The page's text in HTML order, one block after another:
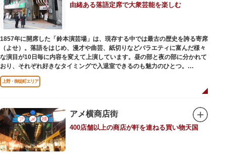
【撞球室】
当時の日本では非常に珍しいスイスの山小屋風の撞球室（ビリヤード場）
で、洋館から地下道でつながっています。通常は非公開ですが、毎月15日
（10月のみ10/16）に先着順で限定公開されています。
【和館大広間】
洋館に併置された名棟 梁大河喜十郎の手によるものと伝えられている書院造
りの和館で、当時は550坪に及ぶ洋館を遥かにしのぐ規模でしたが、現在は
冠婚葬祭などに使われていた大広間の1棟だけが残っています。
を一部踏襲している広大な庭は、建築様式同様に和洋併置式とされ、「芝
庭」をもつ近代庭園の初期の形を残しています。江戸時代の石碑や手水鉢、
庭石などが見られ、煉瓦塀を含めた敷地全体が重要文化財に指定されていま
す。
由緒ある落語定席で大衆芸能を楽しむ
1857年に開席した「鈴本演芸場」は、現存する中では最古の歴史を誇る寄席
（よせ）。落語をはじめ、漫才や曲芸、紙切りなどバラエティに富んだ様々
な演目が10日毎に内容を変えて上演しています。昼の部と夜の部に分かれて
おり、それぞれ好きなタイミングで入退室できるのも魅力のひとつ。
上演中は飲食も可能です。おすすめは売店で購入できる、お箸で切れるやわ
らかさで有名な「上野 井泉本店」のかつサンド。お弁当やお菓子を食べたり
上野・御徒町エリア
アメ横商店街
400店舗以上の商店が軒を連ねる買い物天国